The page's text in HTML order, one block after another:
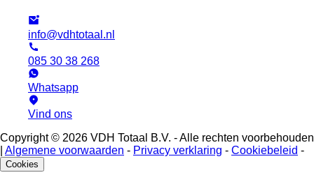
info@vdhtotaal.nl
085 30 38 268
Whatsapp
Vind ons
Copyright © 2026 VDH Totaal B.V. - Alle rechten voorbehouden
Algemene voorwaarden - Privacy verklaring - Cookiebeleid -
Cookies